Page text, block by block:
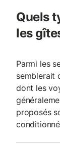
Quels
les
Parmi les
semblerait
dont les
proposés